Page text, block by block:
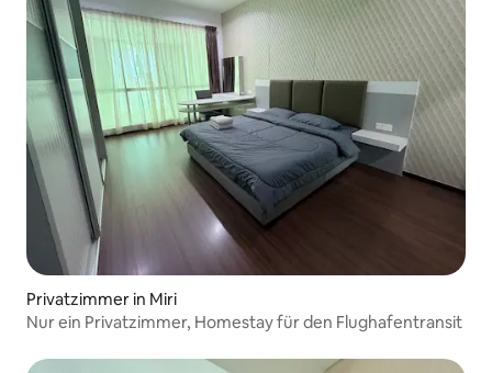
Privatzimmer in Miri
Nur ein Privatzimmer, Homestay für den Flughafentransit